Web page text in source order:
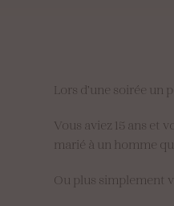
Lors d’une soirée
Vous aviez 15 ans et
marié à un homme
Ou plus simplement